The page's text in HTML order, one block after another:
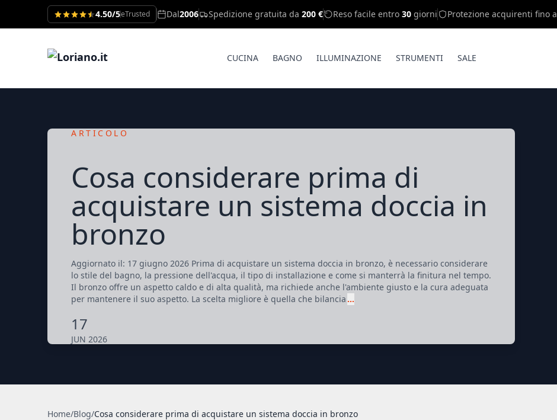
4.50/5eTrusted Dal2006 Spedizione gratuita da 200 € Reso facile entro 30 giorni Protezione acquirenti fino a
CUCINA BAGNO ILLUMINAZIONE STRUMENTI SALE
ARTICOLO
Cosa considerare prima di
acquistare un sistema doccia in
bronzo
Aggiornato il: 17 giugno 2026 Prima di acquistare un sistema doccia in bronzo, è necessario considerare
lo stile del bagno, la pressione dell'acqua, il tipo di installazione e come si manterrà la finitura nel tempo.
Il bronzo offre un aspetto caldo e di alta qualità, ma richiede anche l'ambiente giusto e la cura adeguata
per mantenere il suo aspetto. La scelta migliore è quella che bilancia…
17
JUN 2026
Home/Blog/Cosa considerare prima di acquistare un sistema doccia in bronzo